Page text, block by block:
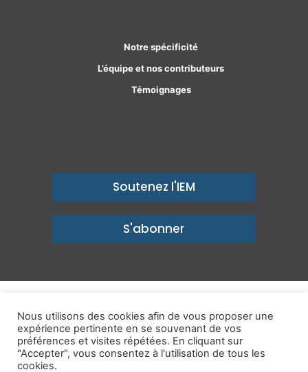
Notre spécificité
L’équipe et nos contributeurs
Témoignages
Soutenez l'IEM
S'abonner
un avenir prospère
Mentions légales-Politique de confidentialité-Contact
Nous utilisons des cookies afin de vous proposer une
expérience pertinente en se souvenant de vos
préférences et visites répétées. En cliquant sur
"Accepter", vous consentez à l'utilisation de tous les
cookies.